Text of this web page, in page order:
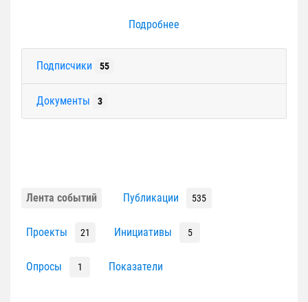
Подробнее
Подписчики 55
Документы 3
Лента событий Публикации 535
Проекты 21 Инициативы 5
Опросы 1 Показатели